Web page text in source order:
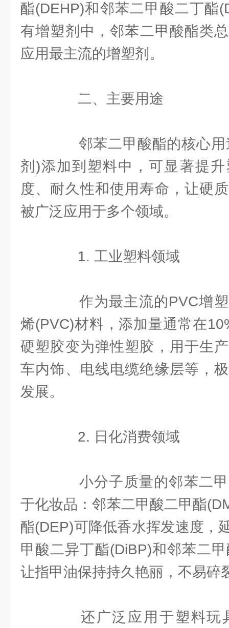
酯(DEHP)和邻苯二甲酸二丁酯
有增塑剂中，邻苯二甲酸酯类
应用最主流的增塑剂。
二、主要用途
邻苯二甲酸酯的核心用
剂)添加到塑料中，可显著提
度、耐久性和使用寿命，让硬
被广泛应用于多个领域‌。
1. 工业塑料领域
作为最主流的PVC增塑
烯(PVC)材料，添加量通常在
硬塑胶变为弹性塑胶，用于生
车内饰、电线电缆绝缘层等，
发展。
2. 日化消费领域
小分子质量的邻苯二甲
于化妆品：邻苯二甲酸二甲酯
酯(DEP)可降低香水挥发速度，
甲酸二异丁酯(DiBP)和邻苯二
让指甲油保持持久艳丽，不易碎
还广泛应用于塑料玩